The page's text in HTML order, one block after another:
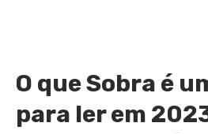
O que Sobra é
para ler em